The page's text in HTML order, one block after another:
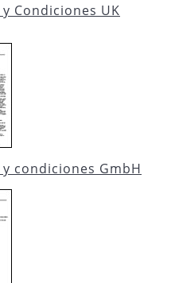
Condiciones UK
condiciones GmbH